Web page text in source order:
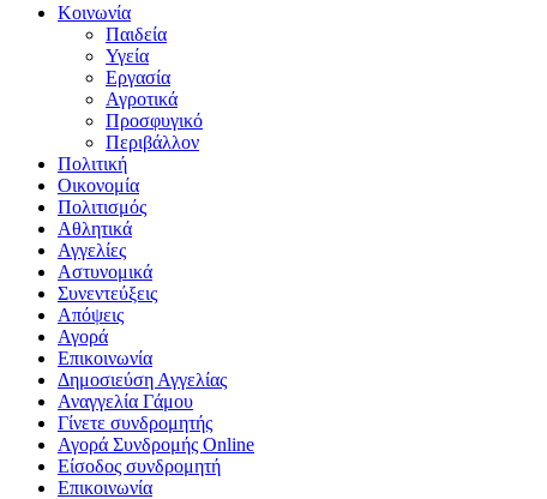
Κοινωνία
Παιδεία
Υγεία
Εργασία
Αγροτικά
Προσφυγικό
Περιβάλλον
Πολιτική
Οικονομία
Πολιτισμός
Αθλητικά
Αγγελίες
Αστυνομικά
Συνεντεύξεις
Απόψεις
Αγορά
Επικοινωνία
Δημοσιεύση Αγγελίας
Αναγγελία Γάμου
Γίνετε συνδρομητής
Αγορά Συνδρομής Online
Είσοδος συνδρομητή
Επικοινωνία